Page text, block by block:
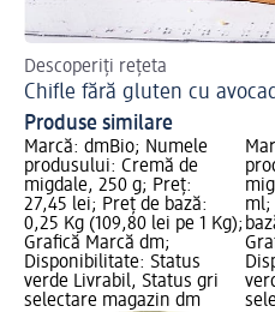
Descoperiți rețeta
Chifle fără gluten cu
Produse similare
Marcă: dmBio; Numele
produsului: Cremă de
migdale, 250 g; Preț:
27,45 lei; Preț de bază:
0,25 Kg (109,80 lei pe 1 Kg);
Grafică Marcă dm;
Disponibilitate: Status
verde Livrabil, Status gri
selectare magazin dm
ml;